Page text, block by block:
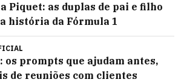
Piquet: as duplas de pai e filho
história da Fórmula 1
os prompts que ajudam antes,
de reuniões com clientes